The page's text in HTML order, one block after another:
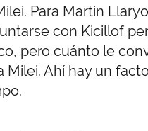
Para Martín
con Kicillof
pero cuánto le
Milei. Ahí hay un